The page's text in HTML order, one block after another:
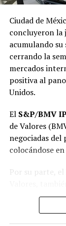
El impuesto ad
esquema de
2030.
Además, la
nicotina y
específica
consumo de
de 63 mil
cáncer de
Otros
ser productos
también
Ciudad de
concluyeron la
acumulando su
cerrando la
mercados
positiva al
Unidos.
El S&P/BMV
de Valores
negociadas
colocándose
Por su parte, el